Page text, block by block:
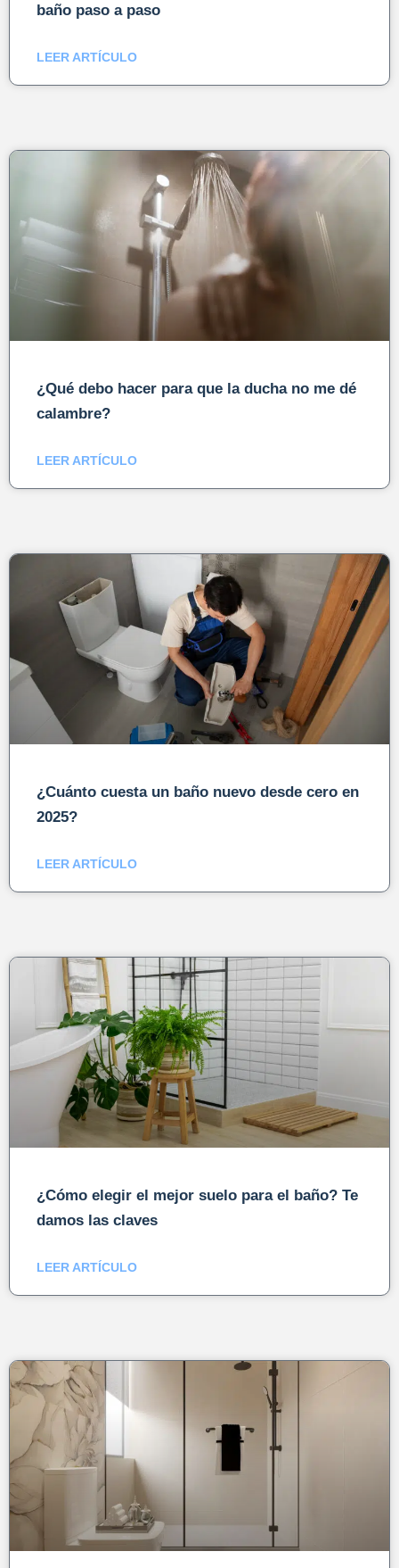
baño paso a paso
LEER ARTÍCULO
¿Qué debo hacer para que la ducha no me dé
calambre?
LEER ARTÍCULO
¿Cuánto cuesta un baño nuevo desde cero en
2025?
LEER ARTÍCULO
¿Cómo elegir el mejor suelo para el baño? Te
damos las claves
LEER ARTÍCULO